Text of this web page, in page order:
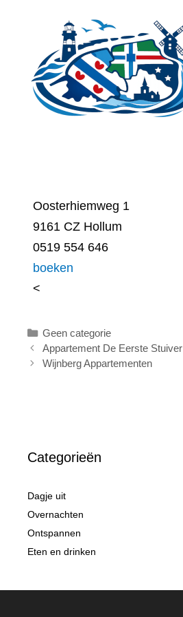
inhoud
Oosterhiemweg 1
9161 CZ Hollum
0519 554 646
boeken
<
Categorieën
Geen categorie
Appartement De Eerste Stuiver
Wijnberg Appartementen
Categorieën
Dagje uit
Overnachten
Ontspannen
Eten en drinken